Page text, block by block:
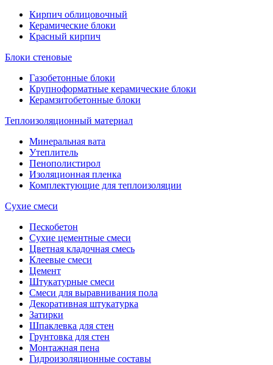
Кирпич облицовочный
Керамические блоки
Красный кирпич
Блоки стеновые
Газобетонные блоки
Крупноформатные керамические блоки
Керамзитобетонные блоки
Теплоизоляционный материал
Минеральная вата
Утеплитель
Пенополистирол
Изоляционная пленка
Комплектующие для теплоизоляции
Сухие смеси
Пескобетон
Сухие цементные смеси
Цветная кладочная смесь
Клеевые смеси
Цемент
Штукатурные смеси
Смеси для выравнивания пола
Декоративная штукатурка
Затирки
Шпаклевка для стен
Грунтовка для стен
Монтажная пена
Гидроизоляционные составы